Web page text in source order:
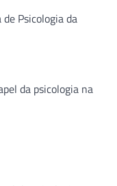
Psicologia da
da psicologia na